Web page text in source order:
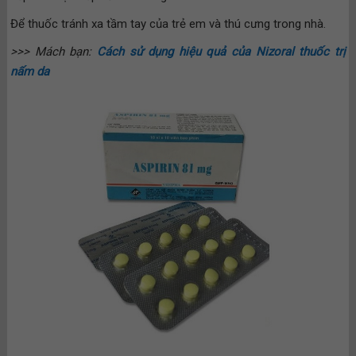
Để thuốc tránh xa tầm tay của trẻ em và thú cưng trong nhà.
>>> Mách bạn: Cách sử dụng hiệu quả của Nizoral thuốc trị
nấm da